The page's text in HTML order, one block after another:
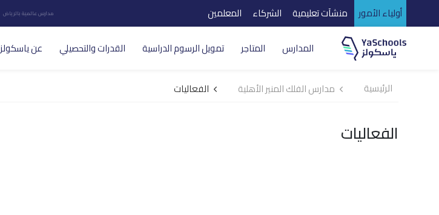
أولياء الأمور منشآت تعليمية الشركاء المعلمين مدارس عالمية بالرياض
المدارس المتاجر تمويل الرسوم الدراسية القدرات والتحصيلي عن ياسكولز
الرئيسية مدارس الفلك المنير الأهلية الفعاليات
الفعاليات